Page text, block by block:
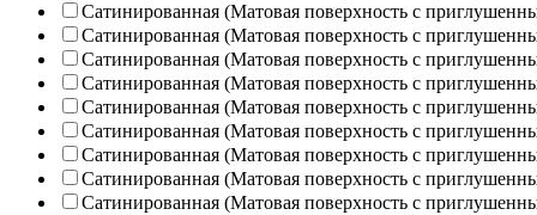
Сатинированная (Матовая поверхность с
Сатинированная (Матовая поверхность с
Сатинированная (Матовая поверхность с
Сатинированная (Матовая поверхность с
Сатинированная (Матовая поверхность с
Сатинированная (Матовая поверхность с
Сатинированная (Матовая поверхность с
Сатинированная (Матовая поверхность с
Сатинированная (Матовая поверхность с